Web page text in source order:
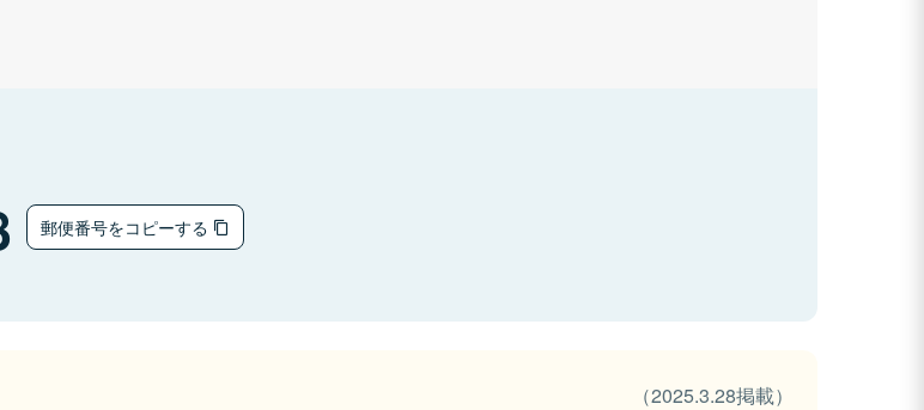
郵便番号をコピーする
（2025.3.28掲載）